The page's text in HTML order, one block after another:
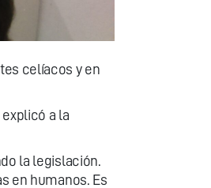
celíacos y en
a la
la legislación.
en humanos. Es